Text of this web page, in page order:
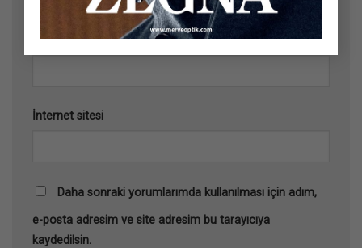
E-posta*
İnternet sitesi
Daha sonraki yorumlarımda kullanılması için adım,
e-posta adresim ve site adresim bu tarayıcıya
kaydedilsin.